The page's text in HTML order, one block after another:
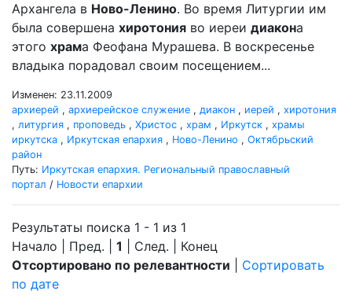
Архангела в Ново-Ленино. Во время Литургии им
была совершена хиротония во иереи диакона
этого храма Феофана Мурашева. В воскресенье
владыка порадовал своим посещением...
Изменен: 23.11.2009
архиерей , архиерейское служение , диакон , иерей , хиротония
, литургия , проповедь , Христос , храм , Иркутск , храмы
иркутска , Иркутская епархия , Ново-Ленино , Октябрьский
район
Путь: Иркутская епархия. Региональный православный
портал / Новости епархии
Результаты поиска 1 - 1 из 1
Начало | Пред. | 1 | След. | Конец
Отсортировано по релевантности
Сортировать
по дате